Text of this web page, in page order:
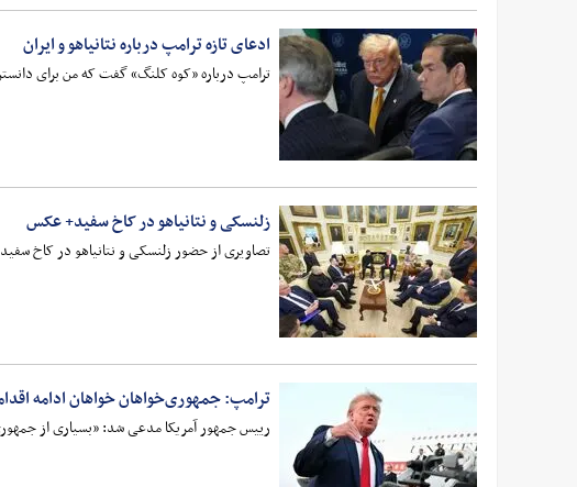
ادعای تازه ترامپ درباره نتانیاهو و ایران
ترامپ درباره «کوه کلنگ» گفت که من برای
زلنسکی و نتانیاهو در کاخ سفید+ عکس
تصاویری از حضور زلنسکی و نتانیاهو در کاخ
ترامپ: جمهوری‌خواهان خواهان ادامه
رییس جمهور آمریکا مدعی شد: «بسیاری از